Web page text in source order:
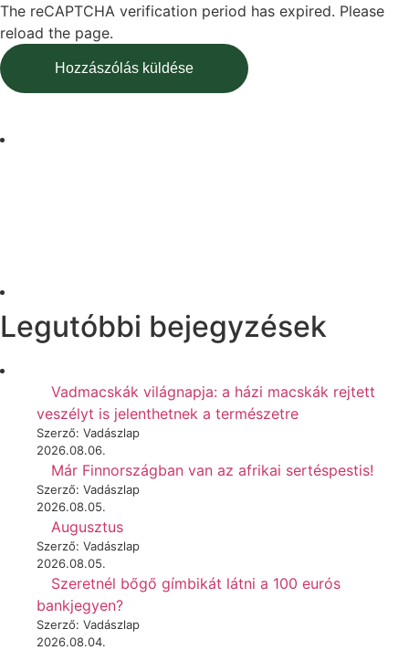
The reCAPTCHA verification period has expired. Please
reload the page.
Legutóbbi bejegyzések
Vadmacskák világnapja: a házi macskák rejtett
veszélyt is jelenthetnek a természetre
Szerző: Vadászlap
2026.08.06.
Már Finnországban van az afrikai sertéspestis!
Szerző: Vadászlap
2026.08.05.
Augusztus
Szerző: Vadászlap
2026.08.05.
Szeretnél bőgő gímbikát látni a 100 eurós
bankjegyen?
Szerző: Vadászlap
2026.08.04.